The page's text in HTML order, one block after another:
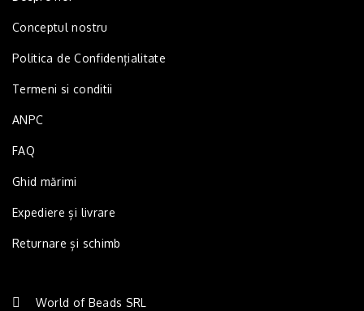
Conceptul nostru
Politica de Confidențialitate
Termeni si conditii
ANPC
FAQ
Ghid mărimi
Expediere și livrare
Returnare și schimb
World of Beads SRL